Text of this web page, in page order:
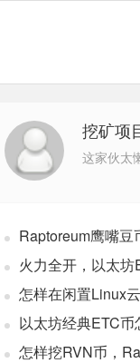
挖矿项
这家伙太
Raptoreum鹰嘴豆
windows电脑CPU
火力全开，以太
双挖最新版教程
怎样在闲置Linux
以太坊经典ETC
怎样挖RVN币，